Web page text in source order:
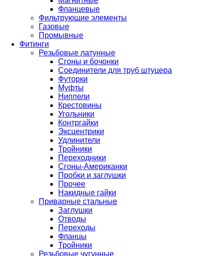
Фланцевые
Фильтрующие элементы
Газовые
Промывные
Фитинги
Резьбовые латунные
Сгоны и бочонки
Соединители для труб штуцера
Футорки
Муфты
Ниппели
Крестовины
Угольники
Контргайки
Эксцентрики
Удлинители
Тройники
Переходники
Сгоны-Американки
Пробки и заглушки
Прочее
Накидные гайки
Приварные стальные
Заглушки
Отводы
Переходы
Фланцы
Тройники
Резьбовые чугунные